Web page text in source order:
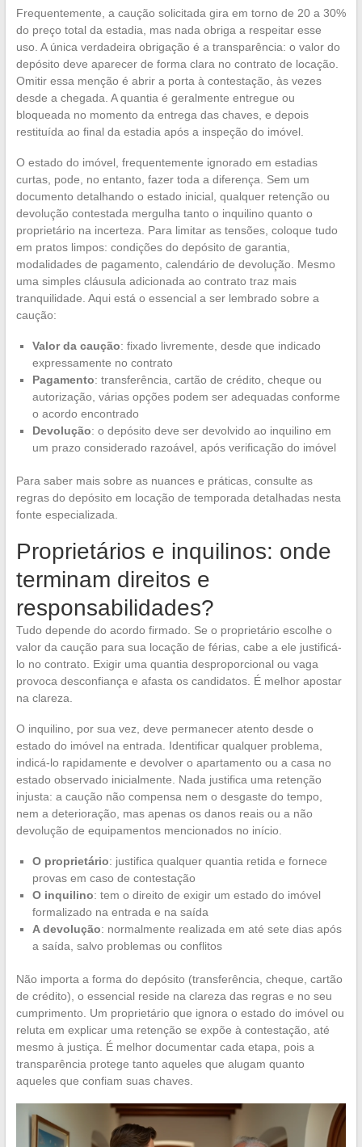
Frequentemente, a caução solicitada gira em torno de 20 a 30%
do preço total da estadia, mas nada obriga a respeitar esse
uso. A única verdadeira obrigação é a transparência: o valor do
depósito deve aparecer de forma clara no contrato de locação.
Omitir essa menção é abrir a porta à contestação, às vezes
desde a chegada. A quantia é geralmente entregue ou
bloqueada no momento da entrega das chaves, e depois
restituída ao final da estadia após a inspeção do imóvel.
O estado do imóvel, frequentemente ignorado em estadias
curtas, pode, no entanto, fazer toda a diferença. Sem um
documento detalhando o estado inicial, qualquer retenção ou
devolução contestada mergulha tanto o inquilino quanto o
proprietário na incerteza. Para limitar as tensões, coloque tudo
em pratos limpos: condições do depósito de garantia,
modalidades de pagamento, calendário de devolução. Mesmo
uma simples cláusula adicionada ao contrato traz mais
tranquilidade. Aqui está o essencial a ser lembrado sobre a
caução:
Valor da caução: fixado livremente, desde que indicado
expressamente no contrato
Pagamento: transferência, cartão de crédito, cheque ou
autorização, várias opções podem ser adequadas conforme
o acordo encontrado
Devolução: o depósito deve ser devolvido ao inquilino em
um prazo considerado razoável, após verificação do imóvel
Para saber mais sobre as nuances e práticas, consulte as
regras do depósito em locação de temporada detalhadas nesta
fonte especializada.
Proprietários e inquilinos: onde
terminam direitos e
responsabilidades?
Tudo depende do acordo firmado. Se o proprietário escolhe o
valor da caução para sua locação de férias, cabe a ele justificá-
lo no contrato. Exigir uma quantia desproporcional ou vaga
provoca desconfiança e afasta os candidatos. É melhor apostar
na clareza.
O inquilino, por sua vez, deve permanecer atento desde o
estado do imóvel na entrada. Identificar qualquer problema,
indicá-lo rapidamente e devolver o apartamento ou a casa no
estado observado inicialmente. Nada justifica uma retenção
injusta: a caução não compensa nem o desgaste do tempo,
nem a deterioração, mas apenas os danos reais ou a não
devolução de equipamentos mencionados no início.
O proprietário: justifica qualquer quantia retida e fornece
provas em caso de contestação
O inquilino: tem o direito de exigir um estado do imóvel
formalizado na entrada e na saída
A devolução: normalmente realizada em até sete dias após
a saída, salvo problemas ou conflitos
Não importa a forma do depósito (transferência, cheque, cartão
de crédito), o essencial reside na clareza das regras e no seu
cumprimento. Um proprietário que ignora o estado do imóvel ou
reluta em explicar uma retenção se expõe à contestação, até
mesmo à justiça. É melhor documentar cada etapa, pois a
transparência protege tanto aqueles que alugam quanto
aqueles que confiam suas chaves.